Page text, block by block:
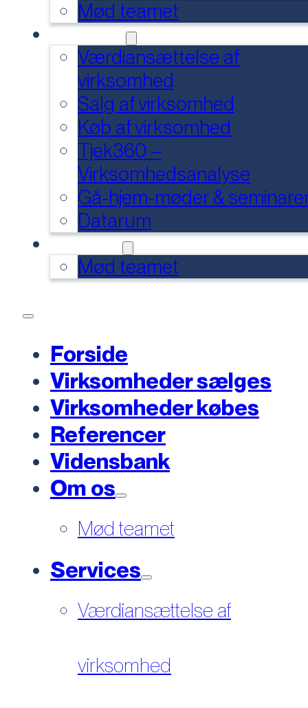
Mød teamet
Værdiansættelse af
virksomhed
Salg af virksomhed
Køb af virksomhed
Tjek360 –
Virksomhedsanalyse
Gå-hjem-møder &
Datarum
Mød teamet
Forside
Virksomheder sælges
Virksomheder købes
Referencer
Vidensbank
Om os
Mød teamet
Services
Værdiansættelse af
virksomhed